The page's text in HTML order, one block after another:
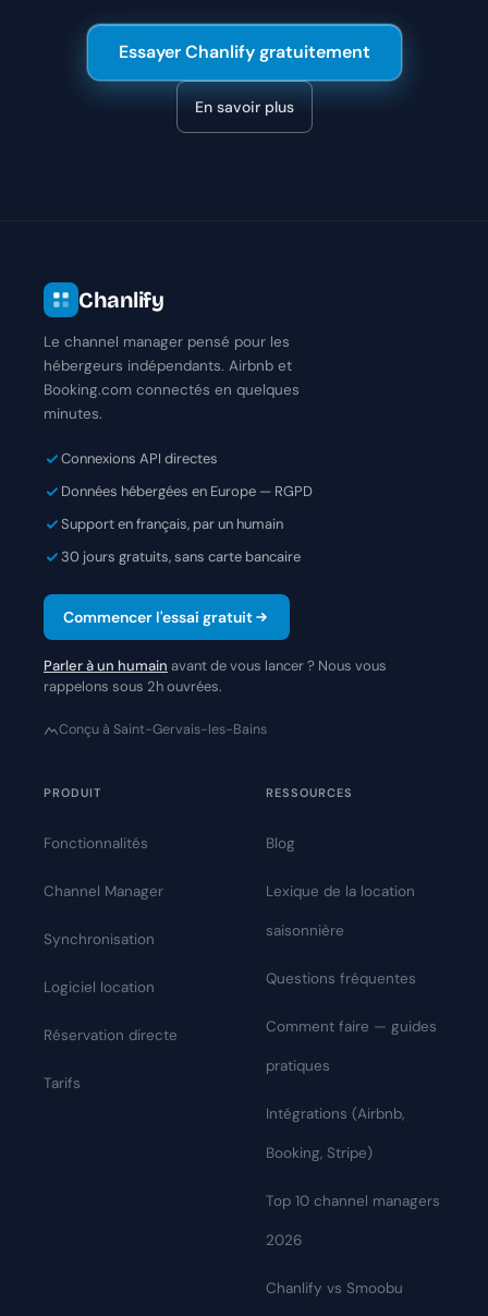
Essayer Chanlify gratuitement
En savoir plus
Chanlify
Le channel manager pensé pour les
hébergeurs indépendants. Airbnb et
Booking.com connectés en quelques
minutes.
Connexions API directes
Données hébergées en Europe — RGPD
Support en français, par un humain
30 jours gratuits, sans carte bancaire
Commencer l'essai gratuit
Parler à un humain avant de vous lancer ? Nous vous
rappelons sous 2h ouvrées.
Conçu à Saint-Gervais-les-Bains
PRODUIT
Fonctionnalités
Channel Manager
Synchronisation
Logiciel location
Réservation directe
Tarifs
RESSOURCES
Blog
Lexique de la location
saisonnière
Questions fréquentes
Comment faire — guides
pratiques
Intégrations (Airbnb,
Booking, Stripe)
Top 10 channel managers
2026
Chanlify vs Smoobu